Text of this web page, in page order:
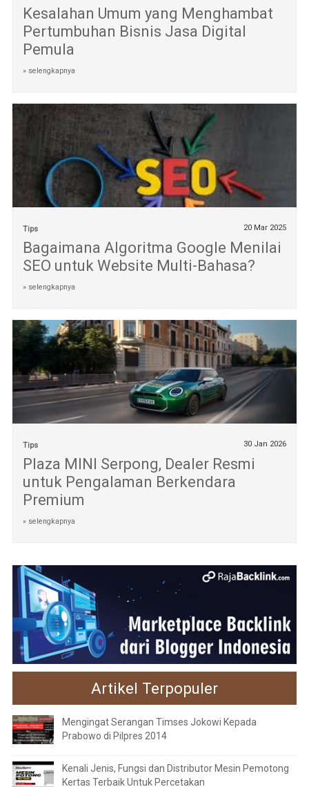
Kesalahan Umum yang Menghambat
Pertumbuhan Bisnis Jasa Digital
Pemula
» selengkapnya
Tips 20 Mar 2025
Bagaimana Algoritma Google Menilai
SEO untuk Website Multi-Bahasa?
» selengkapnya
Tips 30 Jan 2026
Plaza MINI Serpong, Dealer Resmi
untuk Pengalaman Berkendara
Premium
» selengkapnya
Artikel Terpopuler
Mengingat Serangan Timses Jokowi Kepada
Prabowo di Pilpres 2014
Kenali Jenis, Fungsi dan Distributor Mesin Pemotong
Kertas Terbaik Untuk Percetakan